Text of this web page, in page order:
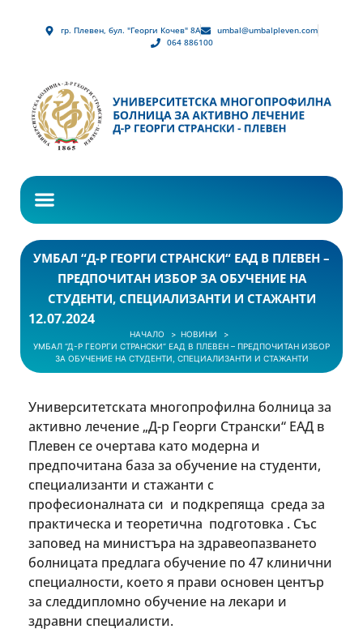
гр. Плевен, бул. "Георги Кочев" 8А
umbal@umbalpleven.com
064 886100
УМБАЛ “Д-Р ГЕОРГИ СТРАНСКИ“ ЕАД В ПЛЕВЕН –
ПРЕДПОЧИТАН ИЗБОР ЗА ОБУЧЕНИЕ НА
СТУДЕНТИ, СПЕЦИАЛИЗАНТИ И СТАЖАНТИ
12.07.2024
НАЧАЛО
НОВИНИ
УМБАЛ “Д-Р ГЕОРГИ СТРАНСКИ“ ЕАД В ПЛЕВЕН – ПРЕДПОЧИТАН ИЗБОР
ЗА ОБУЧЕНИЕ НА СТУДЕНТИ, СПЕЦИАЛИЗАНТИ И СТАЖАНТИ
Университетската многопрофилна болница за
активно лечение „Д-р Георги Странски“ ЕАД в
Плевен се очертава като модерна и
предпочитана база за обучение на студенти,
специализанти и стажанти с
професионалната си и подкрепяща среда за
практическа и теоретична подготовка . Със
заповед на министъра на здравеопазването
болницата предлага обучение по 47 клинични
специалности, което я прави основен център
за следдипломно обучение на лекари и
здравни специалисти.